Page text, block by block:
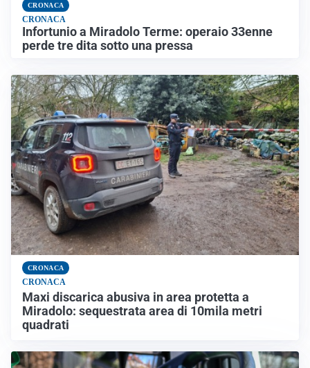
CRONACA
CRONACA
Infortunio a Miradolo Terme: operaio 33enne
perde tre dita sotto una pressa
CRONACA
CRONACA
Maxi discarica abusiva in area protetta a
Miradolo: sequestrata area di 10mila metri
quadrati